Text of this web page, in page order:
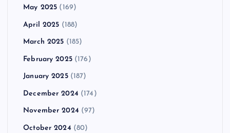
May 2025 (169)
April 2025 (188)
March 2025 (185)
February 2025(176)
January 2025(187)
December 2024 (174)
November 2024 (97)
October 2024 (80)